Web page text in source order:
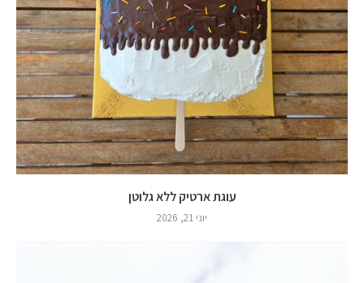
עוגת ארטיק ללא גלוטן
יוני 21, 2026